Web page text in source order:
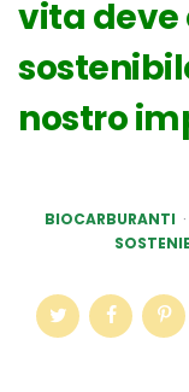
vita deve
nostro
BIOCARBURANTI